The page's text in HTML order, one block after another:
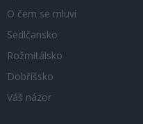
O čem se mluví
Sedlčansko
Rožmitálsko
Dobříšsko
Váš názor